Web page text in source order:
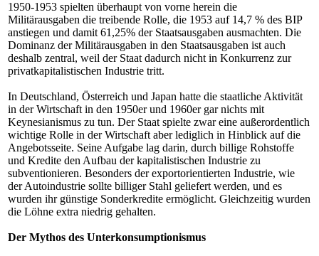
1950-1953 spielten überhaupt von vorne herein die
Militärausgaben die treibende Rolle, die 1953 auf 14,7 % des BIP
anstiegen und damit 61,25% der Staatsausgaben ausmachten. Die
Dominanz der Militärausgaben in den Staatsausgaben ist auch
deshalb zentral, weil der Staat dadurch nicht in Konkurrenz zur
privatkapitalistischen Industrie tritt.
In Deutschland, Österreich und Japan hatte die staatliche Aktivität
in der Wirtschaft in den 1950er und 1960er gar nichts mit
Keynesianismus zu tun. Der Staat spielte zwar eine außerordentlich
wichtige Rolle in der Wirtschaft aber lediglich in Hinblick auf die
Angebotsseite. Seine Aufgabe lag darin, durch billige Rohstoffe
und Kredite den Aufbau der kapitalistischen Industrie zu
subventionieren. Besonders der exportorientierten Industrie, wie
der Autoindustrie sollte billiger Stahl geliefert werden, und es
wurden ihr günstige Sonderkredite ermöglicht. Gleichzeitig wurden
die Löhne extra niedrig gehalten.
Der Mythos des Unterkonsumptionismus